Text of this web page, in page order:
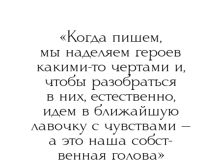
«Когда пишем,
мы наделяем героев
какими-то чертами и,
чтобы разобраться
в них, естественно,
идем в ближайшую
лавочку с чувствами —
а это наша собст-
венная голова»